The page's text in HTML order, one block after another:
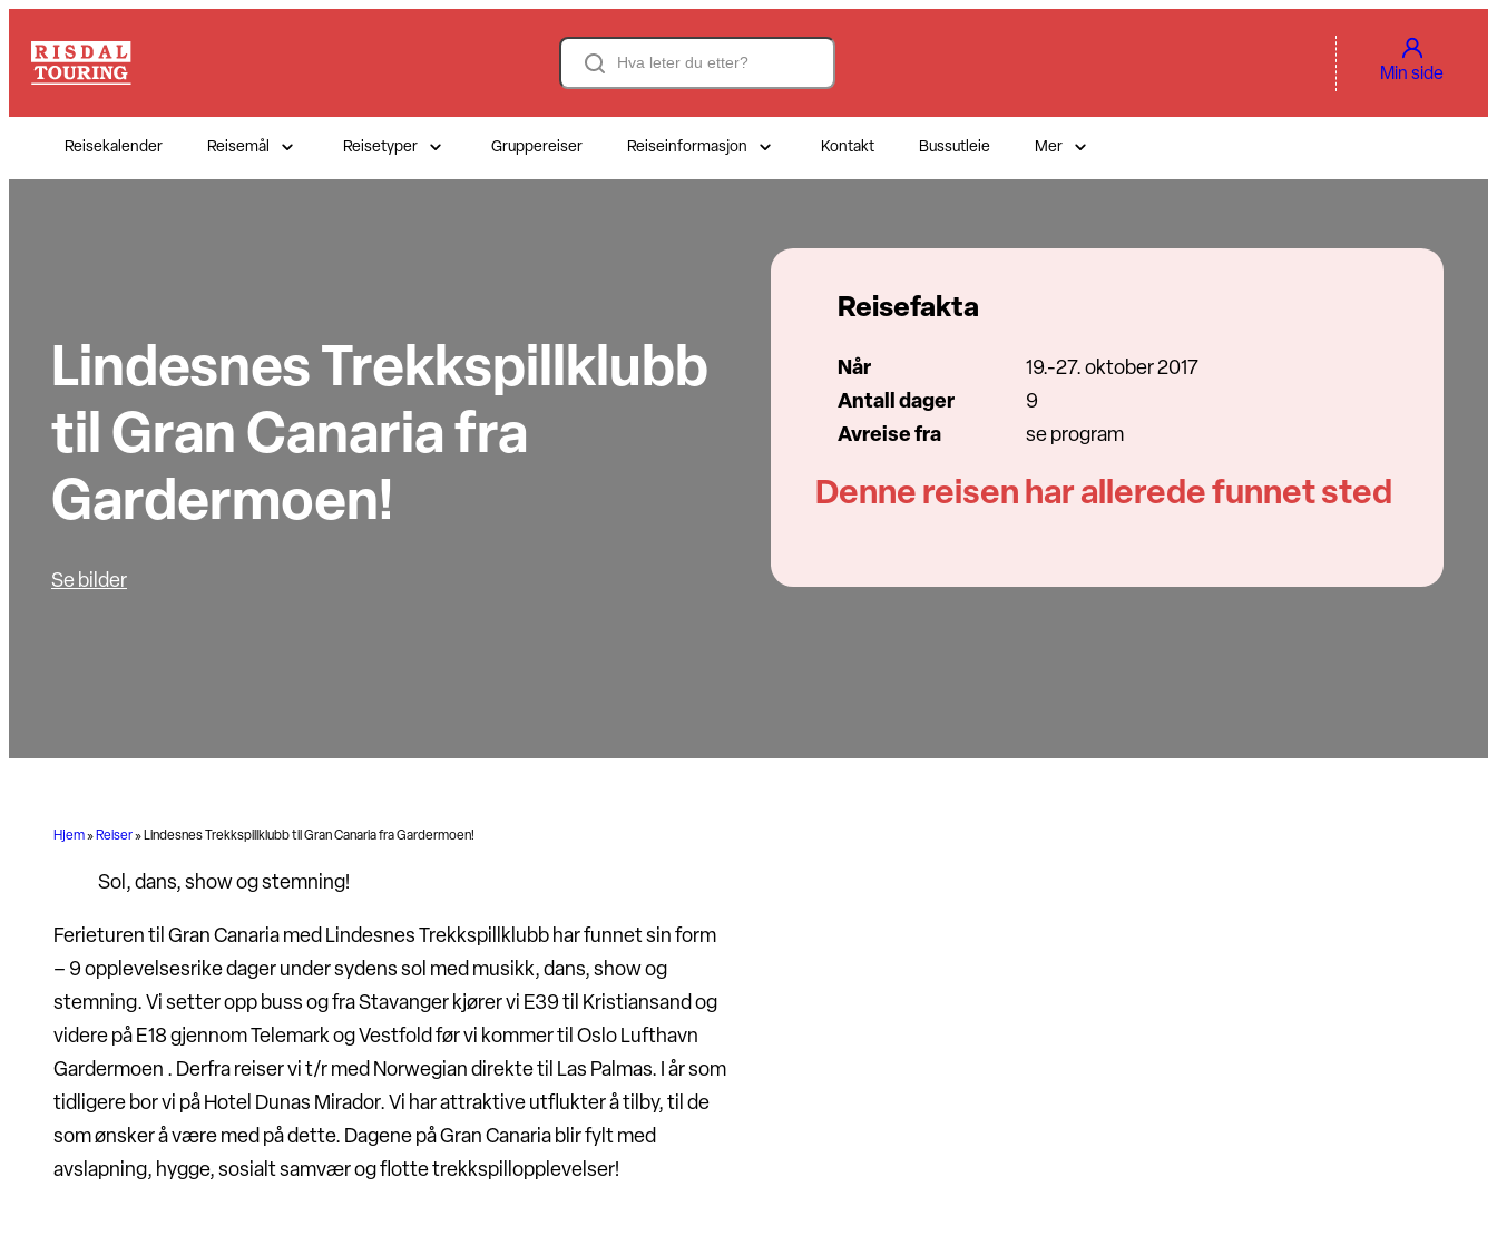
innhold
Search
Min side
Reisekalender Reisemål Reisetyper Gruppereiser Reiseinformasjon Kontakt Bussutleie Mer
Lindesnes Trekkspillklubb
til Gran Canaria fra
Gardermoen!
Se bilder
Hjem» Reiser» Lindesnes Trekkspillklubb til Gran Canaria fra Gardermoen!
Sol, dans, show og stemning!
Ferieturen til Gran Canaria med Lindesnes Trekkspillklubb har funnet sin form
– 9 opplevelsesrike dager under sydens sol med musikk, dans, show og
stemning. Vi setter opp buss og fra Stavanger kjører vi E39 til Kristiansand og
videre på E18 gjennom Telemark og Vestfold før vi kommer til Oslo Lufthavn
Gardermoen . Derfra reiser vi t/r med Norwegian direkte til Las Palmas. I år som
tidligere bor vi på Hotel Dunas Mirador. Vi har attraktive utflukter å tilby, til de
som ønsker å være med på dette. Dagene på Gran Canaria blir fylt med
avslapning, hygge, sosialt samvær og flotte trekkspillopplevelser!
Reisefakta
Når
19.-27. oktober 2017
Antall dager
9
Avreise fra
se program
Denne reisen har allerede funnet sted